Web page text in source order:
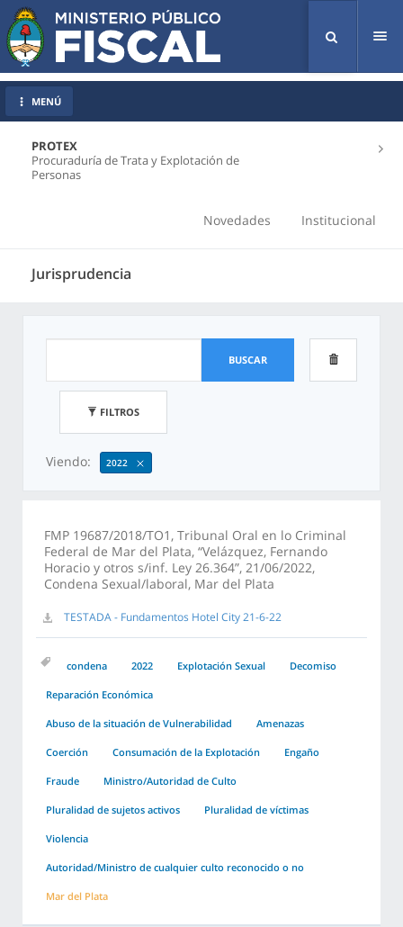
PROTEX
Procuraduría de Trata y Explotación de
Personas
Novedades Institucional
Jurisprudencia
MENÚ
BUSCAR
FILTROS
Viendo: 2022
FMP 19687/2018/TO1, Tribunal Oral en lo Criminal
Federal de Mar del Plata, “Velázquez, Fernando
Horacio y otros s/inf. Ley 26.364”, 21/06/2022,
Condena Sexual/laboral, Mar del Plata
TESTADA - Fundamentos Hotel City 21-6-22
condena 2022 Explotación Sexual Decomiso
Reparación Económica
Abuso de la situación de Vulnerabilidad Amenazas
Coerción Consumación de la Explotación Engaño
Fraude Ministro/Autoridad de Culto
Pluralidad de sujetos activos Pluralidad de víctimas
Violencia
Autoridad/Ministro de cualquier culto reconocido o no
Mar del Plata